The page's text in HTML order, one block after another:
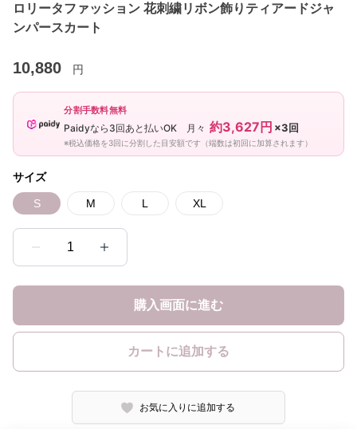
ロリータファッション 花刺繍リボン飾りティアードジャ
ンパースカート
10,880 円
分割手数料無料
Paidyなら3回あと払いOK 月々 約3,627円 ×3回
※税込価格を3回に分割した目安額です（端数は初回に加算されます）
サイズ
S M L XL
1
購入画面に進む
カートに追加する
お気に入りに追加する